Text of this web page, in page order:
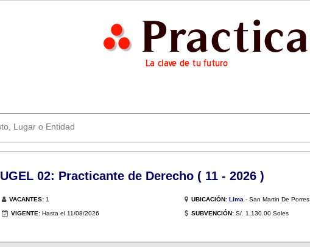
UGEL 02: Practicante de Derecho ( 11 - 2026 )
VACANTES: 1 UBICACIÓN: Lima - San Martin De Porres
VIGENTE: Hasta el 11/08/2026 SUBVENCIÓN: S/. 1,130.00 Soles